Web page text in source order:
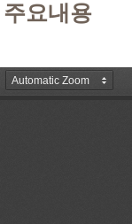
요내용